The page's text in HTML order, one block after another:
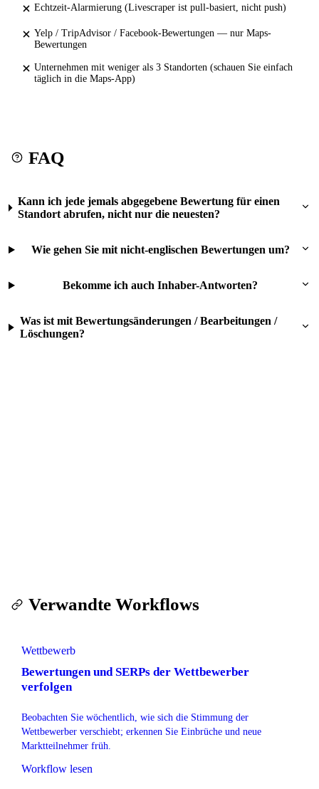
Echtzeit-Alarmierung (Livescraper ist pull-basiert, nicht push)
Yelp / TripAdvisor / Facebook-Bewertungen — nur Maps-
Bewertungen
Unternehmen mit weniger als 3 Standorten (schauen Sie einfach
täglich in die Maps-App)
FAQ
Kann ich jede jemals abgegebene Bewertung für einen
Standort abrufen, nicht nur die neuesten?
Wie gehen Sie mit nicht-englischen Bewertungen um?
Bekomme ich auch Inhaber-Antworten?
Was ist mit Bewertungsänderungen / Bearbeitungen /
Löschungen?
Verwandte Workflows
Wettbewerb
Bewertungen und SERPs der Wettbewerber
verfolgen
Beobachten Sie wöchentlich, wie sich die Stimmung der
Wettbewerber verschiebt; erkennen Sie Einbrüche und neue
Marktteilnehmer früh.
Workflow lesen